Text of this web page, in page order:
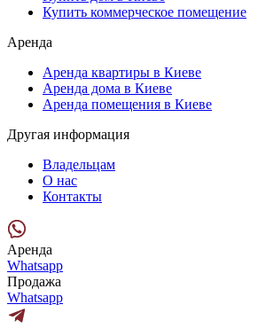
Купить коммерческое помещение
Аренда
Аренда квартиры в Киеве
Аренда дома в Киеве
Аренда помещения в Киеве
Другая информация
Владельцам
О нас
Контакты
Аренда
Whatsapp
Продажа
Whatsapp